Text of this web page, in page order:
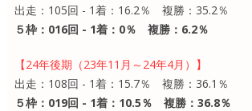
出走：105回 - 1着：16.2％ 複勝：35.2％
５枠：016回 - 1着：0％ 複勝：6.2％
【24年後期（23年11月～24年4月）】
出走：108回 - 1着：15.7％ 複勝：36.1％
５枠：019回 - 1着：10.5％ 複勝：36.8％